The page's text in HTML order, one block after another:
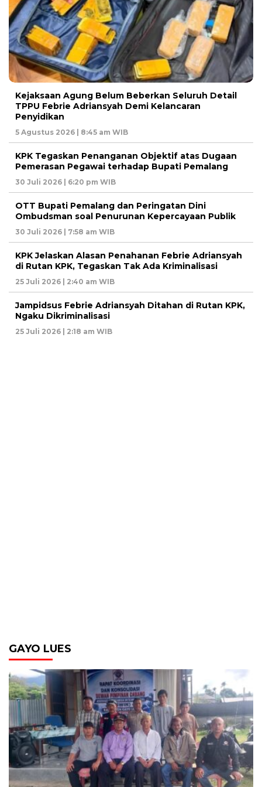
Kejaksaan Agung Belum Beberkan Seluruh Detail
TPPU Febrie Adriansyah Demi Kelancaran
Penyidikan
5 Agustus 2026 | 8:45 am WIB
KPK Tegaskan Penanganan Objektif atas Dugaan
Pemerasan Pegawai terhadap Bupati Pemalang
30 Juli 2026 | 6:20 pm WIB
OTT Bupati Pemalang dan Peringatan Dini
Ombudsman soal Penurunan Kepercayaan Publik
30 Juli 2026 | 7:58 am WIB
KPK Jelaskan Alasan Penahanan Febrie Adriansyah
di Rutan KPK, Tegaskan Tak Ada Kriminalisasi
25 Juli 2026 | 2:40 am WIB
Jampidsus Febrie Adriansyah Ditahan di Rutan KPK,
Ngaku Dikriminalisasi
25 Juli 2026 | 2:18 am WIB
GAYO LUES